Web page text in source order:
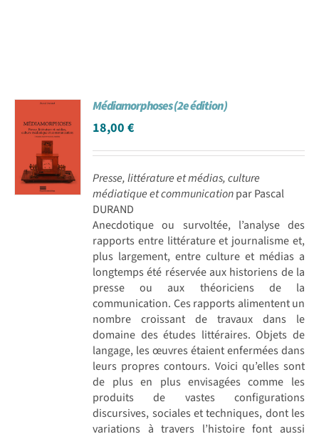
Médiamorphoses (2e édition)
18,00€
Presse, littérature et médias, culture
médiatique et communicationpar Pascal
DURAND
Anecdotique ou survoltée, l’analyse des
rapports entre littérature et journalisme et,
plus largement, entre culture et médias a
longtemps été réservée aux historiens de la
presse ou aux théoriciens de la
communication. Ces rapports alimentent un
nombre croissant de travaux dans le
domaine des études littéraires. Objets de
langage, les œuvres étaient enfermées dans
leurs propres contours. Voici qu’elles sont
de plus en plus envisagées comme les
produits de vastes configurations
discursives, sociales et techniques, dont les
variations à travers l’histoire font aussi